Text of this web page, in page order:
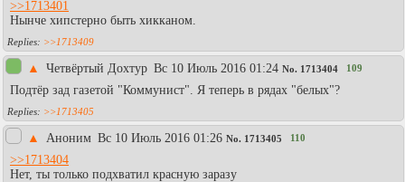
>>1713401
Нынче хипстерно быть хикканом.
>>1713409
▲ Четвёртый Дохтур Вc 10 Июль 2016 01:24 No. 1713404 109
Подтёр зад газетой "Коммунист". Я теперь в рядах "белых"?
>>1713405
▲ Аноним Вc 10 Июль 2016 01:26 No. 1713405 110
>>1713404
Нет, ты только подхватил красную заразу